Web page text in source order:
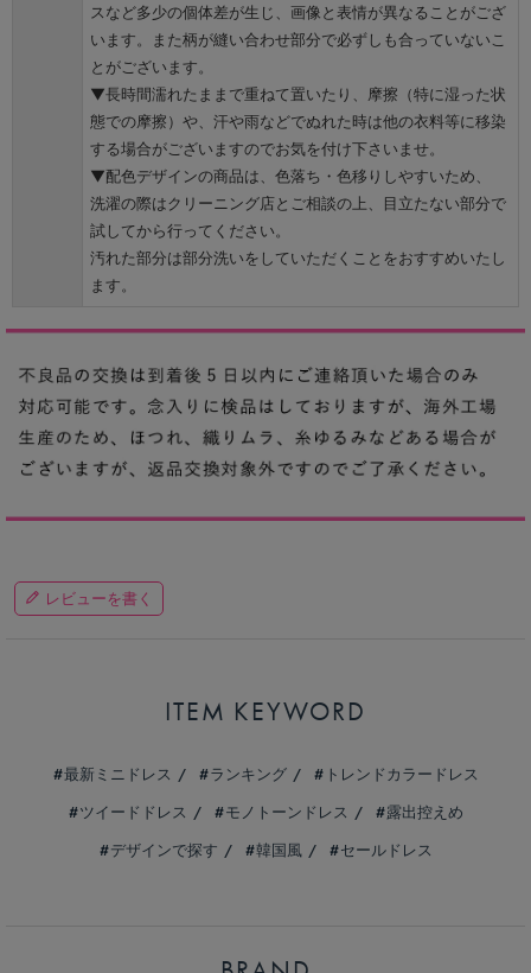
スなど多少の個体差が生じ、画像と表情が異なることがござ
います。また柄が縫い合わせ部分で必ずしも合っていないこ
とがございます。
▼長時間濡れたままで重ねて置いたり、摩擦（特に湿った状
態での摩擦）や、汗や雨などでぬれた時は他の衣料等に移染
する場合がございますのでお気を付け下さいませ。
▼配色デザインの商品は、色落ち・色移りしやすいため、
洗濯の際はクリーニング店とご相談の上、目立たない部分で
試してから行ってください。
汚れた部分は部分洗いをしていただくことをおすすめいたし
ます。
レビューを書く
ITEM KEYWORD
最新ミニドレス ランキング
トレンドカラードレス
ツイードドレス
モノトーンドレス
露出控えめ
デザインで探す
韓国風 セールドレス